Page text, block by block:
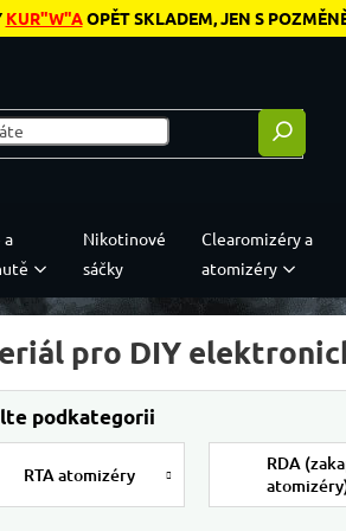
KUR"W"AOPĚT SKLADEM, JEN S
a
Nikotinové
sáčky
Clearomizéry a
atomizéry
pro DIY
RTA atomizéry
RDA